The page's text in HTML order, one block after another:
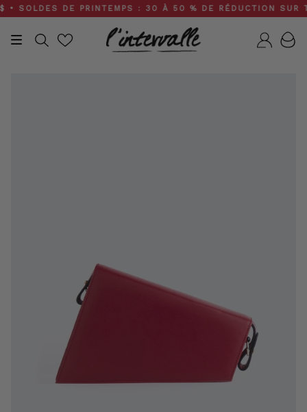
Skip
to
content
DE PRINTEMPS : 30 À 50 % DE RÉDUCTION SUR
Recherche